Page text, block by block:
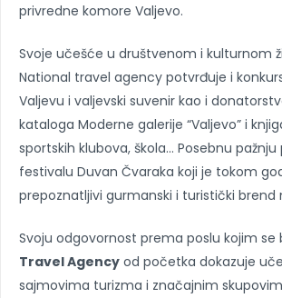
privredne komore Valjevo.
Svoje učešće u društvenom i kulturnom
National travel agency potvrđuje i
Valjevu i valjevski suvenir kao i
kataloga Moderne galerije “Valjevo” i
sportskih klubova, škola… Posebnu
festivalu Duvan Čvaraka koji je tokom
prepoznatljivi gurmanski i turistički brend
Svoju odgovornost prema poslu kojim se
Travel Agency od početka dokazuje
sajmovima turizma i značajnim